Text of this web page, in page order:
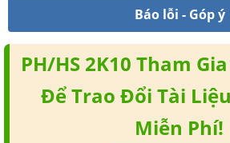
Báo lỗi - Góp ý
PH/HS 2K10 Tham
Để Trao Đổi Tài
Miễn Phí!